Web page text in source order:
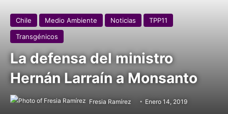
Chile Medio Ambiente Noticias
TPP11
Transgénicos
La defensa del ministro
Hernán Larraín a Monsanto
Fresia Ramírez Enero 14, 2019